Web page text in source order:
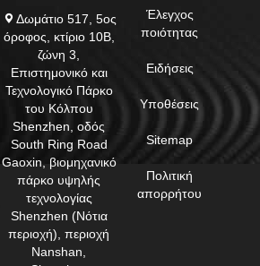
Δωμάτιο 517, 5ος
όροφος, κτίριο 10Β,
ζώνη 3,
Επιστημονικό και
Τεχνολογικό Πάρκο
του Κόλπου
Shenzhen, οδός
South Ring Road
Gaoxin, βιομηχανικό
πάρκο υψηλής
τεχνολογίας
Shenzhen (Νότια
περιοχή), περιοχή
Nanshan,
Έλεγχος
ποιότητας
Ειδήσεις
Υποθέσεις
Sitemap
Πολιτική
απορρήτου